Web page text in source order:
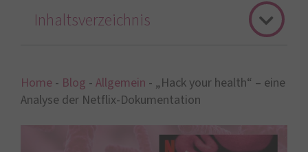
Home - Blog - Allgemein - „Hack your health“ – eine
Analyse der Netflix-Dokumentation
Inhaltsverzeichnis